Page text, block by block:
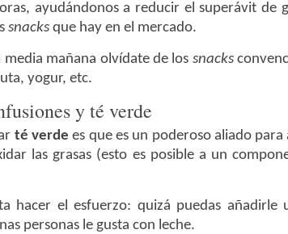
ayudándonos a reducir el superávit de
snacks que hay en el mercado.
mañana olvídate de los snacks
yogur, etc.
y té verde
té verde es que es un poderoso aliado
las grasas (esto es posible a un
hacer el esfuerzo: quizá puedas añadirle
personas le gusta con leche.